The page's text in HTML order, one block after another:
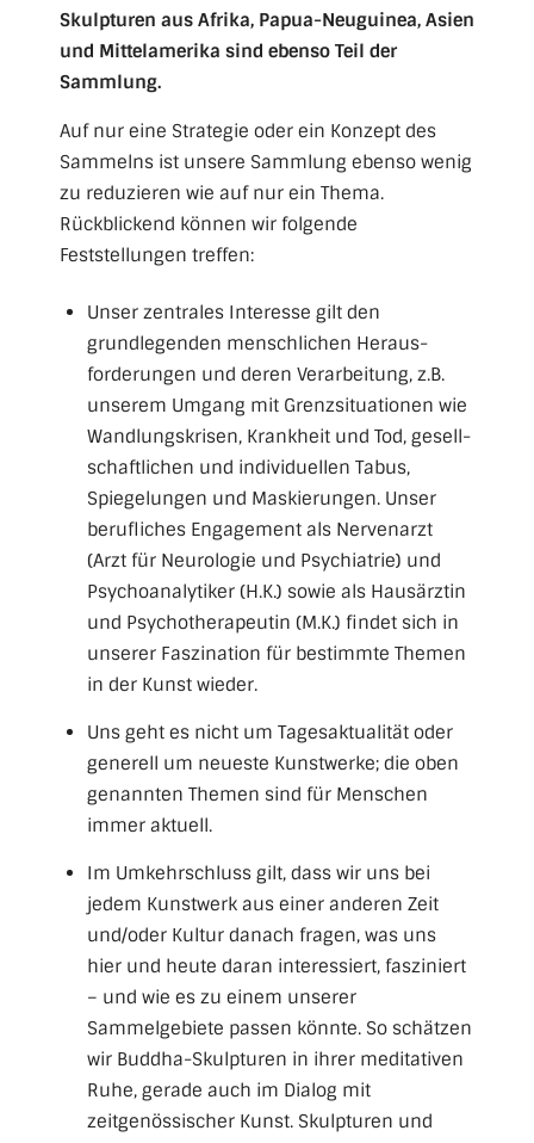
Skulpturen aus Afrika, Papua-Neuguinea, Asien
und Mittelamerika sind ebenso Teil der
Sammlung.
Auf nur eine Strategie oder ein Konzept des
Sammelns ist unsere Sammlung ebenso wenig
zu reduzieren wie auf nur ein Thema.
Rückblickend können wir folgende
Feststellungen treffen:
Unser zentrales Interesse gilt den
grundlegenden menschlichen Heraus­
forderungen und deren Verarbeitung, z.B.
unserem Umgang mit Grenz­situationen wie
Wandlungs­krisen, Krankheit und Tod, gesell­
schaftlichen und individuellen Tabus,
Spiegelungen und Maskierungen. Unser
berufliches Engagement als Nervenarzt
(Arzt für Neurologie und Psychiatrie) und
Psychoanalytiker (H.K.) sowie als Hausärztin
und Psycho­therapeutin (M.K.) findet sich in
unserer Faszination für bestimmte Themen
in der Kunst wieder.
Uns geht es nicht um Tages­aktualität oder
generell um neueste Kunstwerke; die oben
genannten Themen sind für Menschen
immer aktuell.
Im Umkehrschluss gilt, dass wir uns bei
jedem Kunstwerk aus einer anderen Zeit
und/oder Kultur danach fragen, was uns
hier und heute daran interessiert, fasziniert
– und wie es zu einem unserer
Sammelgebiete passen könnte. So schätzen
wir Buddha-Skulpturen in ihrer meditativen
Ruhe, gerade auch im Dialog mit
zeitgenössischer Kunst. Skulpturen und